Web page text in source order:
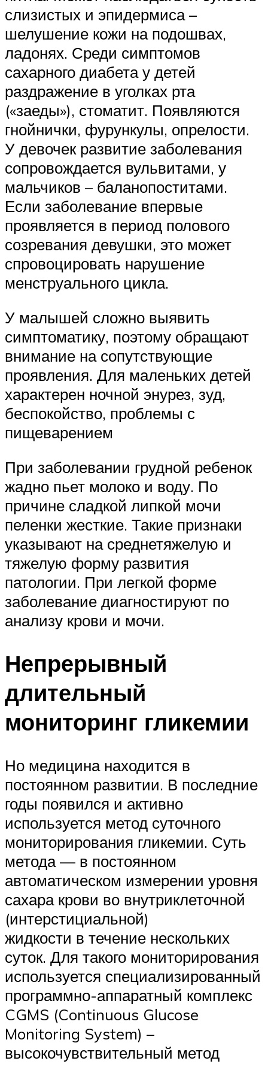
слизистых и эпидермиса –
шелушение кожи на подошвах,
ладонях. Среди симптомов
сахарного диабета у детей
раздражение в уголках рта
(«заеды»), стоматит. Появляются
гнойнички, фурункулы, опрелости.
У девочек развитие заболевания
сопровождается вульвитами, у
мальчиков – баланопоститами.
Если заболевание впервые
проявляется в период полового
созревания девушки, это может
спровоцировать нарушение
менструального цикла.
У малышей сложно выявить
симптоматику, поэтому обращают
внимание на сопутствующие
проявления. Для маленьких детей
характерен ночной энурез, зуд,
беспокойство, проблемы с
пищеварением
При заболевании грудной ребенок
жадно пьет молоко и воду. По
причине сладкой липкой мочи
пеленки жесткие. Такие признаки
указывают на среднетяжелую и
тяжелую форму развития
патологии. При легкой форме
заболевание диагностируют по
анализу крови и мочи.
Непрерывный
длительный
мониторинг гликемии
Но медицина находится в
постоянном развитии. В последние
годы появился и активно
используется метод суточного
мониторирования гликемии. Суть
метода — в постоянном
автоматическом измерении уровня
сахара крови во внутриклеточной
(интерстициальной)
жидкости в течение нескольких
суток. Для такого мониторирования
используется специализированный
программно-аппаратный комплекс
CGMS (Continuous Glucose
Monitoring System) –
высокочувствительный метод